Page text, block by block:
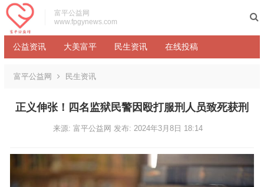
富平公益网
www.fpgynews.com
公益资讯 大美富平 民生资讯 在线投稿
富平公益网 民生资讯
正义伸张！四名监狱民警因殴打服刑人员致死获刑
来源: 富平公益网 发布: 2024年3月8日 18:14